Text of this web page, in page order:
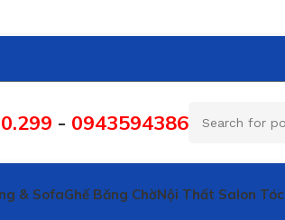
- 0943594386
& SofaGhế Băng ChờNội Thất Salon Tóc